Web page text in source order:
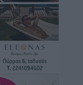
λάβουν
ευρώ
στα